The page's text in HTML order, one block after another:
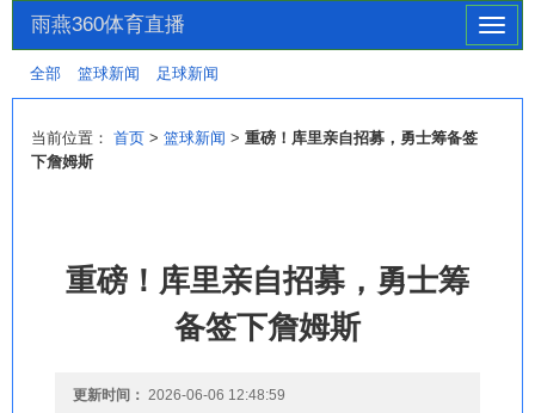
切
换
航
雨燕360体育直播
全部 篮球新闻 足球新闻
当前位置： 首页 > 篮球新闻 > 重磅！库里亲自招募，勇士筹备签
下詹姆斯
重磅！库里亲自招募，勇士筹
备签下詹姆斯
更新时间： 2026-06-06 12:48:59